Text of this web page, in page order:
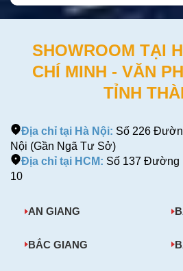
SHOWROOM TẠI
CHÍ MINH - VĂN
TỈNH
Địa chỉ tại Hà Nội: Số 226
Nội (Gần Ngã Tư Sở)
Địa chỉ tại HCM: Số 137 Đường
10
AN GIANG
BẮC GIANG